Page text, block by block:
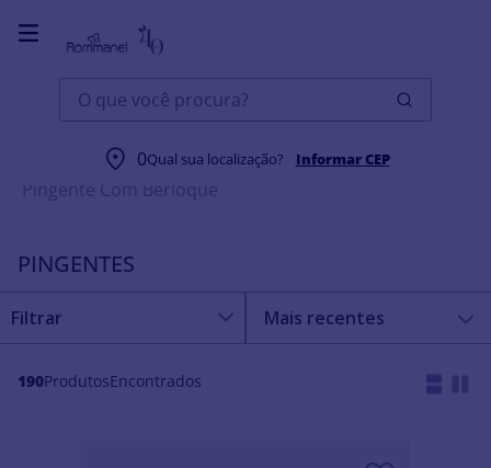
O que você procura?
0Qual sua localização? Informar CEP
Joias Pingentes
Berloque
Pingente Com Berloque
PINGENTES
Mais recentes
190Produtos